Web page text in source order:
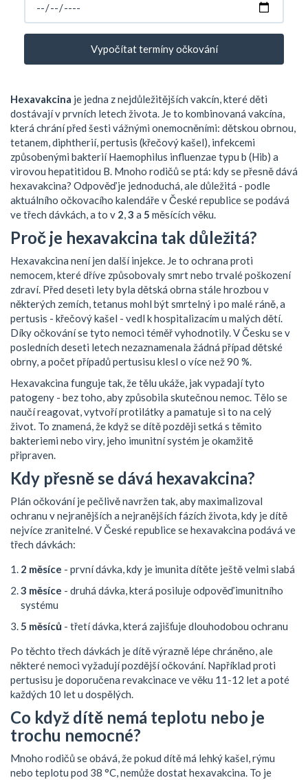
Vypočítat termíny očkování
Hexavakcina je jedna z nejdůležitějších vakcín, které děti
dostávají v prvních letech života. Je to kombinovaná vakcína,
která chrání před šesti vážnými onemocněními: dětskou obrnou,
tetanem, diphtherií, pertusis (křečový kašel), infekcemi
způsobenými bakterií Haemophilus influenzae typu b (Hib) a
virovou hepatitidou B. Mnoho rodičů se ptá: kdy se přesně dává
hexavakcina? Odpověď je jednoduchá, ale důležitá - podle
aktuálního očkovacího kalendáře v České republice se podává
ve třech dávkách, a to v 2,3 a 5 měsících věku.
Proč je hexavakcina tak důležitá?
Hexavakcina není jen další injekce. Je to ochrana proti
nemocem, které dříve způsobovaly smrt nebo trvalé poškození
zdraví. Před deseti lety byla dětská obrna stále hrozbou v
některých zemích, tetanus mohl být smrtelný i po malé ráně, a
pertusis - křečový kašel - vedl k hospitalizacím u malých dětí.
Díky očkování se tyto nemoci téměř vyhodnotily. V Česku se v
posledních deseti letech nezaznamenala žádná případ dětské
obrny, a počet případů pertusisu klesl o více než 90 %.
Hexavakcina funguje tak, že tělu ukáže, jak vypadají tyto
patogeny - bez toho, aby způsobila skutečnou nemoc. Tělo se
naučí reagovat, vytvoří protilátky a pamatuje si to na celý
život. To znamená, že když se dítě později setká s těmito
bakteriemi nebo viry, jeho imunitní systém je okamžitě
připraven.
Kdy přesně se dává hexavakcina?
Plán očkování je pečlivě navržen tak, aby maximalizoval
ochranu v nejranějších a nejranějších fázích života, kdy je dítě
nejvíce zranitelné. V České republice se hexavakcina podává ve
třech dávkách:
2 měsíce - první dávka, kdy je imunita dítěte ještě velmi slabá
3 měsíce - druhá dávka, která posiluje odpověď imunitního
systému
5 měsíců - třetí dávka, která zajišťuje dlouhodobou ochranu
Po těchto třech dávkách je dítě výrazně lépe chráněno, ale
některé nemoci vyžadují pozdější očkování. Například proti
pertusisu je doporučena revakcinace ve věku 11-12 let a poté
každých 10 let u dospělých.
Co když dítě nemá teplotu nebo je
trochu nemocné?
Mnoho rodičů se obává, že pokud dítě má lehký kašel, rýmu
nebo teplotu pod 38 °C, nemůže dostat hexavakcina. To je